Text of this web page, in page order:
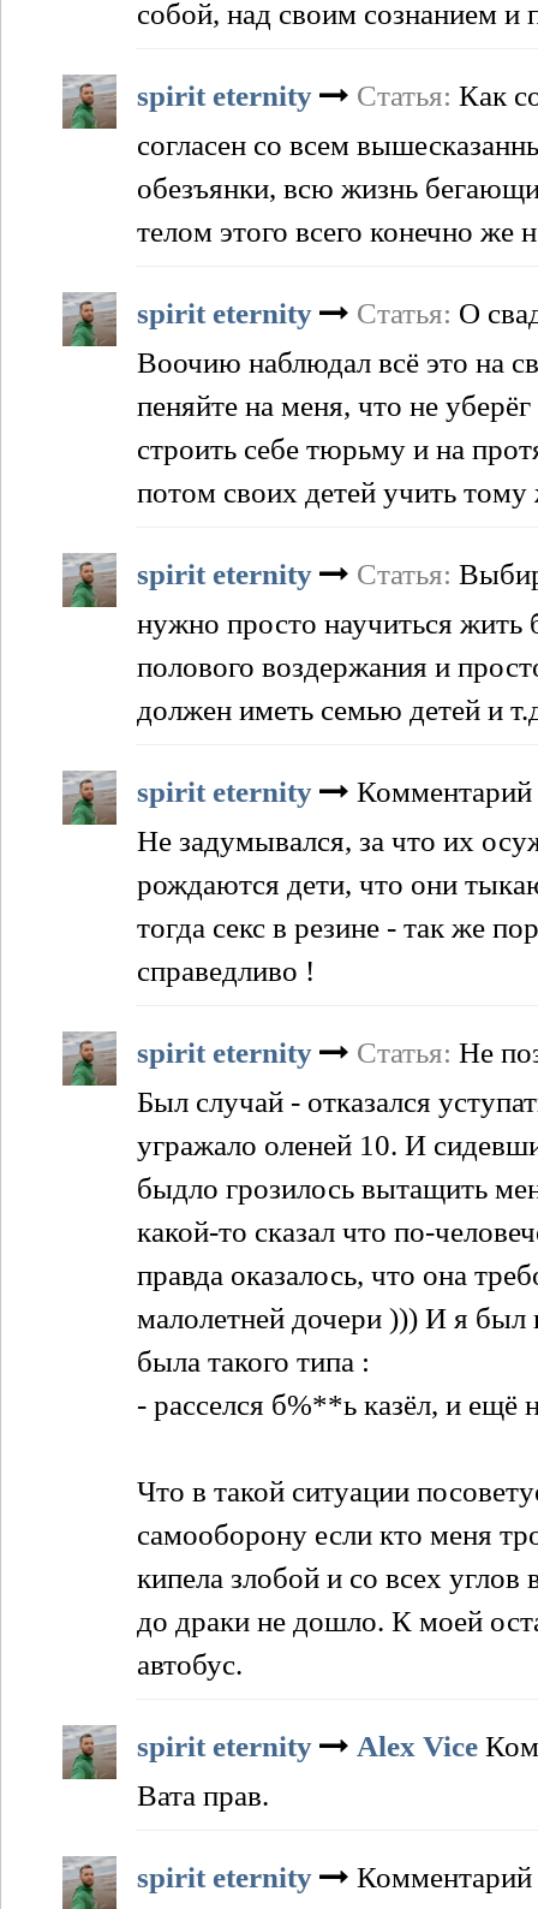
собой, над своим сознанием и
spirit eternity Статья: Как
согласен со всем
обезъянки, всю жизнь
телом этого всего конечно же
spirit eternity Статья: О
Воочию наблюдал всё это на
пеняйте на меня, что не
строить себе тюрьму и на
потом своих детей учить тому
spirit eternity Статья:
нужно просто научиться жить
полового воздержания и
должен иметь семью детей и
spirit eternity
Комментарий
Не задумывался, за что их
рождаются дети, что они
тогда секс в резине - так же
справедливо !
spirit eternity Статья: Не
Был случай - отказался
угражало оленей 10. И
быдло грозилось вытащить
какой-то сказал что по-
правда оказалось, что она
малолетней дочери ))) И я
была такого типа :
- расселся б%**ь казёл, и ещё
Что в такой ситуации
самооборону если кто меня
кипела злобой и со всех
до драки не дошло. К моей
автобус.
spirit eternity Alex Vice
Вата прав.
spirit eternity
Комментарий